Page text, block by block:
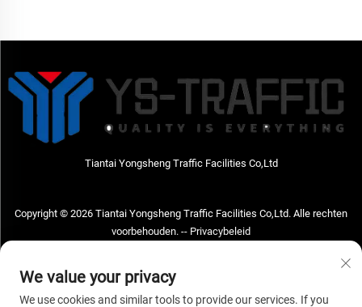
Tiantai Yongsheng Traffic Facilities Co,Ltd
Copyright © 2026 Tiantai Yongsheng Traffic Facilities Co,Ltd. Alle rechten
voorbehouden. -- Privacybeleid
Address: Tiantai Yongsheng Traffic Facilities Co,Ltd Adres; No.73 Hongchou
We value your privacy
We use cookies and similar tools to provide our services. If you